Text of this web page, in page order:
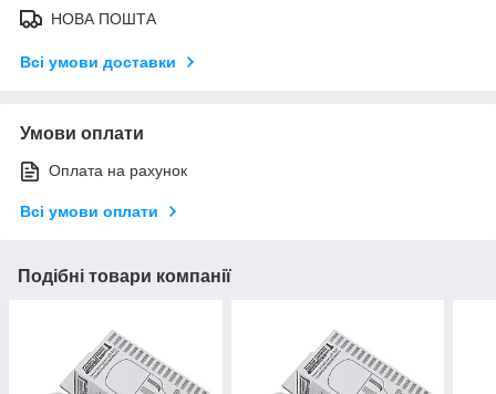
НОВА ПОШТА
Всі умови доставки
Умови оплати
Оплата на рахунок
Всі умови оплати
Подібні товари компанії